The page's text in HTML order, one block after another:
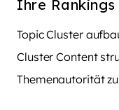
Ihre
Topic Cluster
Cluster Content
Themenautorität